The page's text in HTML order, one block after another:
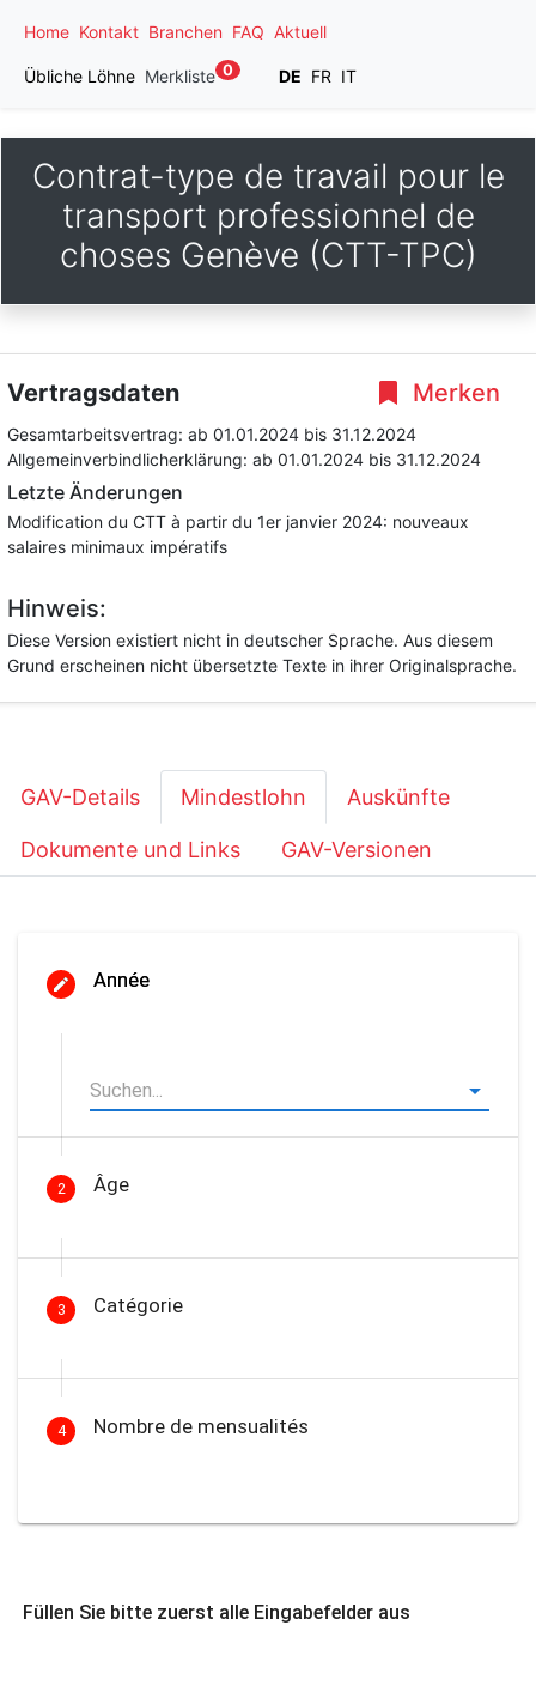
Home Kontakt Branchen FAQ Aktuell
Übliche Löhne Merkliste 0 DE FR IT
Contrat-type de travail pour le
transport professionnel de
choses Genève (CTT-TPC)
Merken
Vertragsdaten
Gesamtarbeitsvertrag: ab 01.01.2024 bis 31.12.2024
Allgemeinverbindlicherklärung: ab 01.01.2024 bis 31.12.2024
Letzte Änderungen
Modification du CTT à partir du 1er janvier 2024: nouveaux
salaires minimaux impératifs
Hinweis:
Diese Version existiert nicht in deutscher Sprache. Aus diesem
Grund erscheinen nicht übersetzte Texte in ihrer Originalsprache.
GAV-Details Mindestlohn Auskünfte
Dokumente und Links GAV-Versionen
Année
2 Âge
3 Catégorie
4 Nombre de mensualités
Füllen Sie bitte zuerst alle Eingabefelder aus